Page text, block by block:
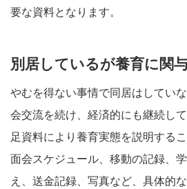
要な資料となります。
別居しているが養育に関
やむを得ない事情で同居はしてい
会交流を続け、経済的にも継続し
足資料により養育実態を説明する
面会スケジュール、移動の記録、
え、送金記録、写真など、具体的